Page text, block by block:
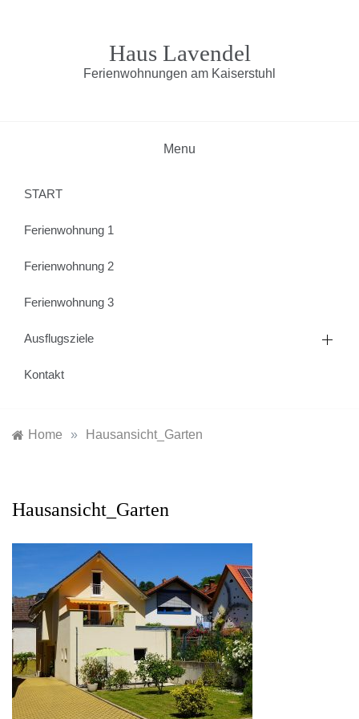
Haus Lavendel
Ferienwohnungen am Kaiserstuhl
Menu
START
Ferienwohnung 1
Ferienwohnung 2
Ferienwohnung 3
Ausflugsziele
Kontakt
Home » Hausansicht_Garten
Hausansicht_Garten